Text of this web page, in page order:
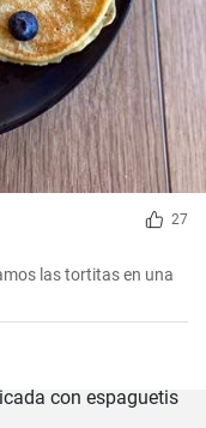
27
las tortitas en una